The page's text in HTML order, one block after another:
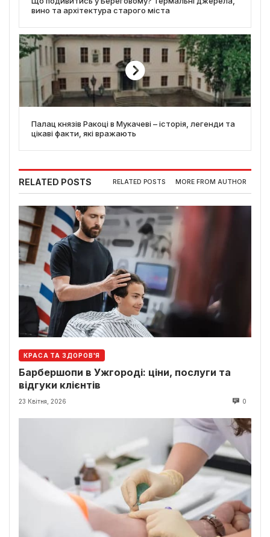
вино та архітектура старого міста
Палац князів Ракоці в Мукачеві – історія, легенди та
цікаві факти, які вражають
RELATED POSTS RELATED POSTS MORE FROM AUTHOR
КРАСА ТА ЗДОРОВ'Я
Барбершопи в Ужгороді: ціни, послуги та
відгуки клієнтів
23 Квітня, 2026 0